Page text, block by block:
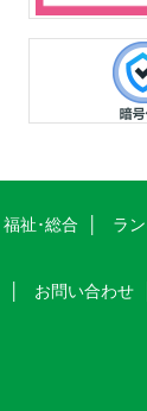
福祉･総合
ラ
お問い合わせ